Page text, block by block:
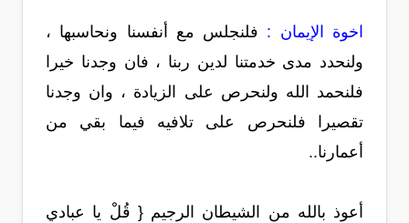
اخوة الإيمان : فلنجلس مع أنفسنا ونحاسبها ،
ولنحدد مدى خدمتنا لدين ربنا ، فان وجدنا خيرا
فلنحمد الله ولنحرص على الزيادة ، وان وجدنا
تقصيرا فلنحرص على تلافيه فيما بقي من
أعمارنا..
أعوذ بالله من الشيطان الرجيم { قُلْ يا عبادي